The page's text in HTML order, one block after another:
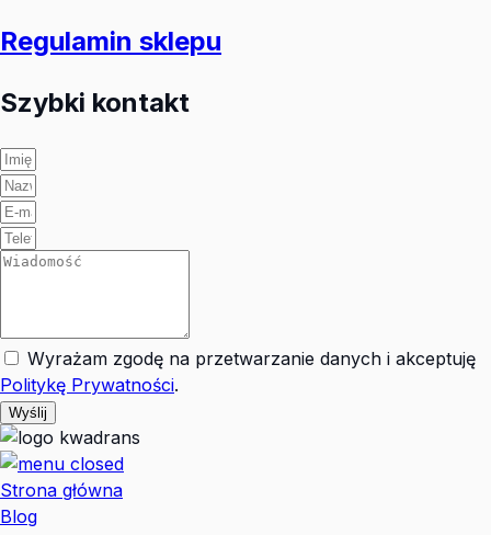
Regulamin sklepu
Szybki kontakt
Wyrażam zgodę na przetwarzanie danych i akceptuję
Politykę Prywatności.
Wyślij
Strona główna
Blog